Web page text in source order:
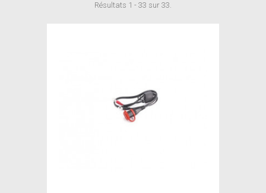
Résultats 1 - 33 sur 33.